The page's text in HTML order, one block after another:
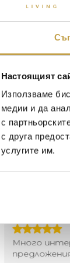
Настоящият
Използваме
медии и да
с
с друга
услугите им.
Много